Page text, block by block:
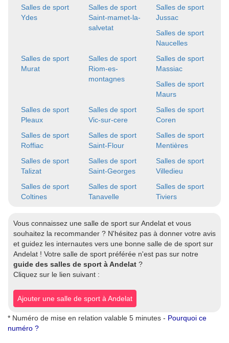
Salles de sport
Ydes
Salles de sport
Saint-mamet-la-
salvetat
Salles de sport
Jussac
Salles de sport
Naucelles
Salles de sport
Murat
Salles de sport
Riom-es-
montagnes
Salles de sport
Massiac
Salles de sport
Maurs
Salles de sport
Pleaux
Salles de sport
Vic-sur-cere
Salles de sport
Coren
Salles de sport
Roffiac
Salles de sport
Saint-Flour
Salles de sport
Mentières
Salles de sport
Talizat
Salles de sport
Saint-Georges
Salles de sport
Villedieu
Salles de sport
Coltines
Salles de sport
Tanavelle
Salles de sport
Tiviers
Vous connaissez une salle de sport sur Andelat et vous
souhaitez la recommander ? N'hésitez pas à donner votre avis
et guidez les internautes vers une bonne salle de de sport sur
Andelat ! Votre salle de sport préférée n'est pas sur notre
guide des salles de sport à Andelat ?
Cliquez sur le lien suivant :
Ajouter une salle de sport à Andelat
* Numéro de mise en relation valable 5 minutes - Pourquoi ce
numéro ?